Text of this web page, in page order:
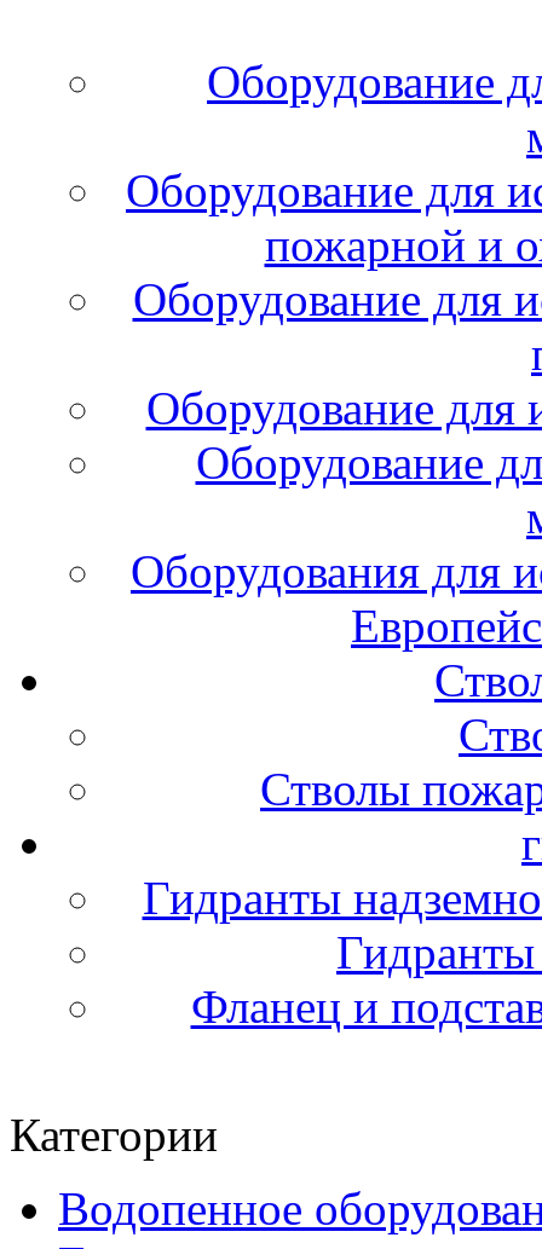
Оборудование
Оборудование для
пожарной и
Оборудование для
Оборудование для
Оборудование
Оборудования для
Стволы
Гидранты
Фланец и
Категории
Водопенное